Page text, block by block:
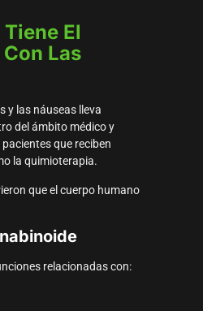
El
Las
y las náuseas lleva
del ámbito médico y
que reciben
la quimioterapia.
que el cuerpo humano
relacionadas con: